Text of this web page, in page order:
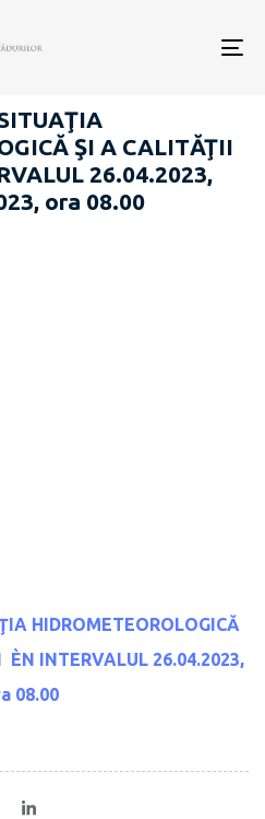
MEDIULUI
ŞI A CALITĂŢII
26.04.2023,
ora 08.00
HIDROMETEOROLOGICĂ
ÈN INTERVALUL 26.04.2023,
08.00